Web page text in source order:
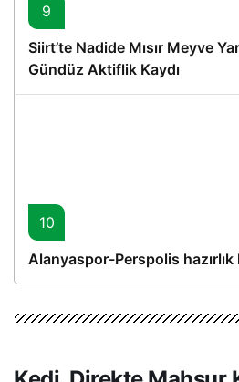
9
Siirt’te Nadide Mısır Meyve
Gündüz Aktiflik Kaydı
10
Alanyaspor-Perspolis hazırlık